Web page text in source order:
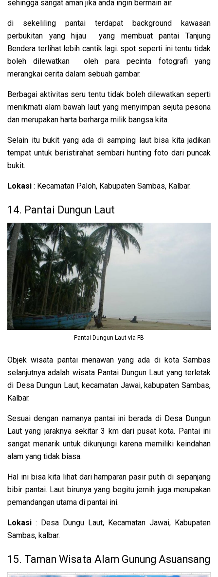
sehingga sangat aman jika anda ingin bermain air.
di sekeliling pantai terdapat background kawasan
perbukitan yang hijau yang membuat pantai Tanjung
Bendera terlihat lebih cantik lagi. spot seperti ini tentu tidak
boleh dilewatkan oleh para pecinta fotografi yang
merangkai cerita dalam sebuah gambar.
Berbagai aktivitas seru tentu tidak boleh dilewatkan seperti
menikmati alam bawah laut yang menyimpan sejuta pesona
dan merupakan harta berharga milik bangsa kita.
Selain itu bukit yang ada di samping laut bisa kita jadikan
tempat untuk beristirahat sembari hunting foto dari puncak
bukit.
Lokasi : Kecamatan Paloh, Kabupaten Sambas, Kalbar.
14. Pantai Dungun Laut
Pantai Dungun Laut via FB
Objek wisata pantai menawan yang ada di kota Sambas
selanjutnya adalah wisata Pantai Dungun Laut yang terletak
di Desa Dungun Laut, kecamatan Jawai, kabupaten Sambas,
Kalbar.
Sesuai dengan namanya pantai ini berada di Desa Dungun
Laut yang jaraknya sekitar 3 km dari pusat kota. Pantai ini
sangat menarik untuk dikunjungi karena memiliki keindahan
alam yang tidak biasa.
Hal ini bisa kita lihat dari hamparan pasir putih di sepanjang
bibir pantai. Laut birunya yang begitu jernih juga merupakan
pemandangan utama di pantai ini.
Lokasi : Desa Dungu Laut, Kecamatan Jawai, Kabupaten
Sambas, kalbar.
15. Taman Wisata Alam Gunung Asuansang